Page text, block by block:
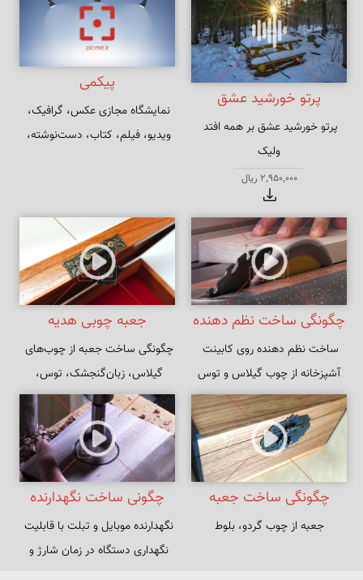
پرتو خورشید عشق
پرتو خورشید عشق بر همه افتد
سنگ به یک نوع نیست تا همه
گوهر شود
2,950,000 ریال
پیکمی
نمایشگاه مجازی عکس، گرافیک،
ویدیو، فیلم، کتاب، دست‌نوشته،
چگونگی ساخت نظم دهنده
روی کابینت
ساخت نظم دهنده روی کابینت
آشپزخانه از چوب گیلاس و توس
جعبه چوبی هدیه
چگونگی ساخت جعبه از چوب‌های
گیلاس، زبان‌گنجشک، توس،
پاداوک و بلوط سفید
چگونگی ساخت جعبه
چوبی برای هدیه
جعبه از چوب گردو، بلوط
چگونی ساخت نگهدارنده
موبایل و تبلت با چوب گردو
و لبه طبیعی
نگهدارنده موبایل و تبلت با قابلیت
نگهداری دستگاه در زمان شارژ و